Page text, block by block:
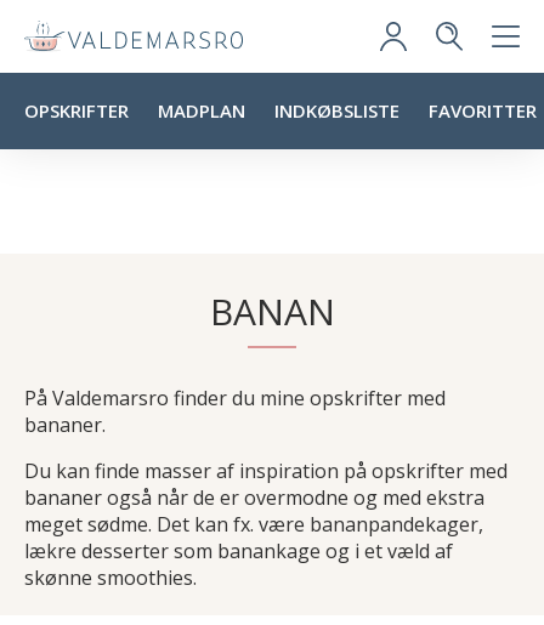
OPSKRIFTER MADPLAN INDKØBSLISTE FAVORITTER
BANAN
På Valdemarsro finder du mine opskrifter med
bananer.
Du kan finde masser af inspiration på opskrifter med
bananer også når de er overmodne og med ekstra
meget sødme. Det kan fx. være bananpandekager,
lækre desserter som banankage og i et væld af
skønne smoothies.